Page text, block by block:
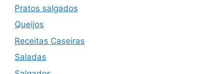
Pratos salgados
Queijos
Receitas Caseiras
Saladas